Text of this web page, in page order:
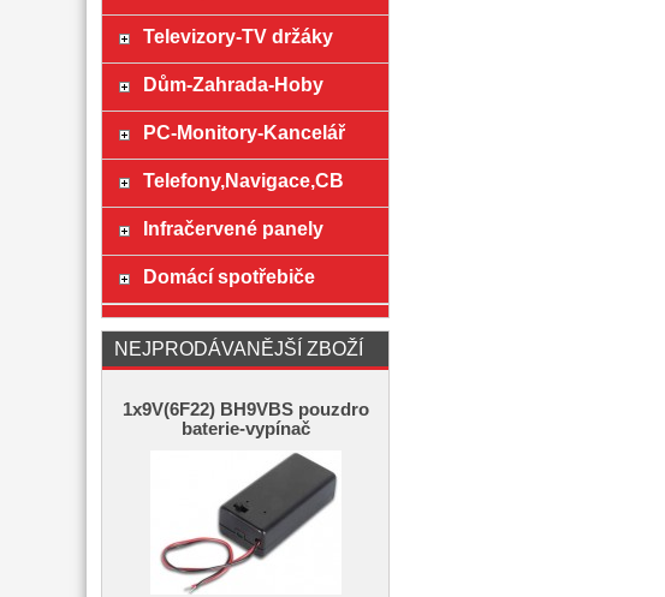
Televizory-TV držáky
Dům-Zahrada-Hoby
PC-Monitory-Kancelář
Telefony,Navigace,CB
Infračervené panely
Domácí spotřebiče
NEJPRODÁVANĚJŠÍ ZBOŽÍ
1x9V(6F22) BH9VBS pouzdro
baterie-vypínač